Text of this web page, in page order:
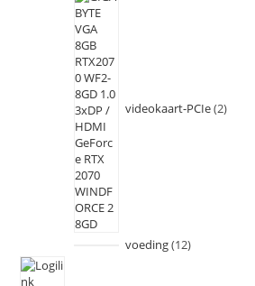
videokaart-PCIe 2
voeding 12